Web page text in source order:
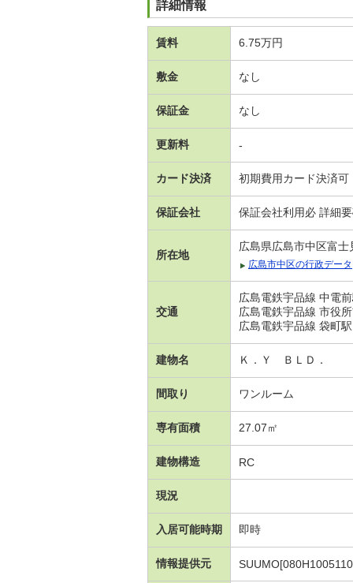
詳細情報
賃料 6.75万円
敷金 なし
保証金 なし
更新料 -
カード決済 初期費用カード決済可
保証会社 保証会社利用必 詳細
所在地
広島県広島市中区富士
広島市中区の行政データ
交通
広島電鉄宇品線 中電
広島電鉄宇品線 市役
広島電鉄宇品線 袋町
建物名 Ｋ．Ｙ ＢＬＤ．
間取り ワンルーム
専有面積 27.07㎡
建物構造 RC
現況
入居可能時期 即時
情報提供元